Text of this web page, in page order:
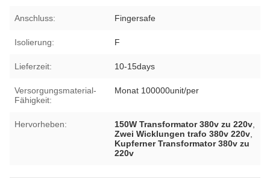
Anschluss: Fingersafe
Isolierung: F
Lieferzeit: 10-15days
Versorgungsmaterial-
Fähigkeit:
Monat 100000unit/per
Hervorheben: 150W Transformator 380v zu 220v
Zwei Wicklungen trafo 380v 220v
Kupferner Transformator 380v zu
220v